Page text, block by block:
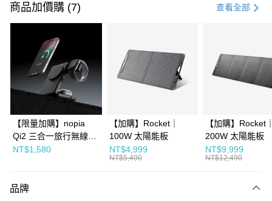
信用卡一次付款
3 期 0 利率 每期 NT$10,500
合作金庫商業銀行
第一商業銀行
華南商業銀行
彰化商業銀行
上海商業儲蓄銀行
台北富邦商業銀行
國泰世華商業銀行
臺灣中小企業銀行
台中商業銀行
匯豐（台灣）商業銀行
華泰商業銀行
元大商業銀行
台新國際商業銀行
台灣樂天信用卡公司
6 期 0 利率 每期 NT$5,250 21家銀行
合作金庫商業銀行
第一商業銀行
華南商業銀行
國泰世華商業銀行
兆豐國際商業銀行
臺灣中小企業銀行
台中商業銀行
匯豐（台灣）商業銀行
玉山商業銀行
LINE Pay
街口支付
Google Pay
運送方式
商品加價購 (7) 查看全部
【限量加購】nopia
Qi2 三合一旅行無線充
電器
NT$1,580
【加購】Rocket｜
100W 太陽能板
NT$4,999
NT$5,490
【加購】Rocket
200W 太陽能板
NT$9,999
NT$12,490
品牌